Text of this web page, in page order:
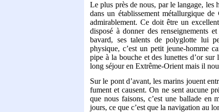
Le plus près de nous, par le langage, les
dans un établissement métallurgique
admirablement. Ce doit être un
disposé à donner des renseignements
bavard, ses talents de polyglotte lui
physique, c’est un petit jeune-homme
pipe à la bouche et des lunettes d’or sur
long séjour en Extrême-Orient mais il
Sur le pont d’avant, les marins jouent
fument et causent. On ne sent aucune
que nous faisons, c’est une ballade en
jours, ce que c’est que la navigation au